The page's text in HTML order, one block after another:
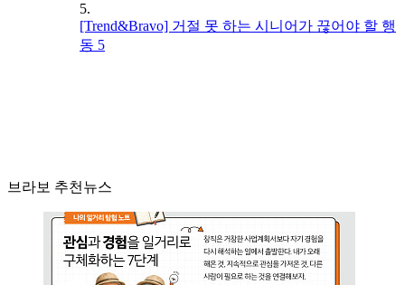
5.
[Trend&Bravo] 거절 못 하는 시니어가 끊어야 할 행
동 5
브라보 추천뉴스